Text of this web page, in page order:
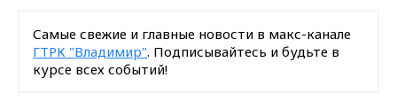
Самые свежие и главные новости в макс-канале
ГТРК "Владимир". Подписывайтесь и будьте в
курсе всех событий!